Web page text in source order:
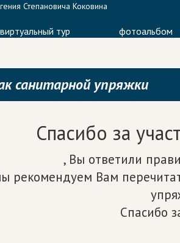
виртуальный тур фотоальбом
санитарной упряжки
Спасибо за
, Вы oтветили
рекомендуем Вам
Спасибо